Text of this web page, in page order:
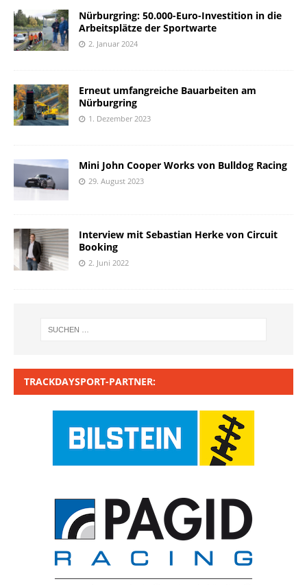
Nürburgring: 50.000-Euro-Investition in die
Arbeitsplätze der Sportwarte
2. Januar 2024
Erneut umfangreiche Bauarbeiten am
Nürburgring
1. Dezember 2023
Mini John Cooper Works von Bulldog Racing
29. August 2023
Interview mit Sebastian Herke von Circuit
Booking
2. Juni 2022
TRACKDAYSPORT-PARTNER: